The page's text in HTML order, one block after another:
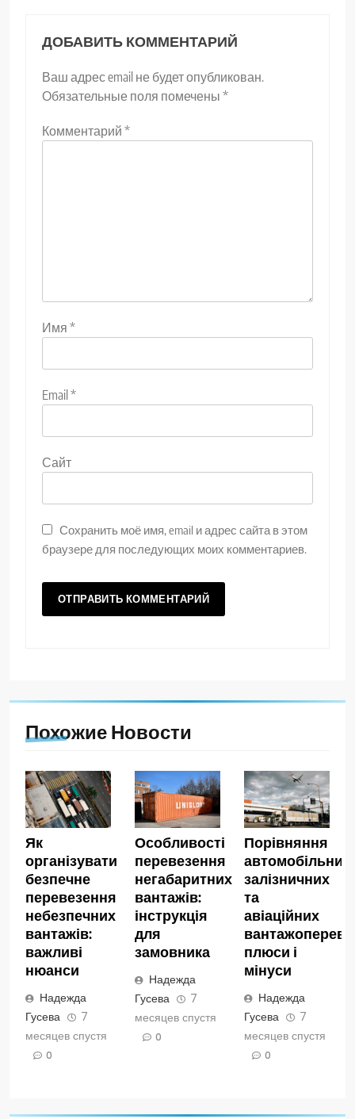
ДОБАВИТЬ КОММЕНТАРИЙ
Ваш адрес email не будет опубликован.
Обязательные поля помечены *
Комментарий *
Имя *
Email*
Сайт
Сохранить моё имя, email и адрес сайта в этом
браузере для последующих моих комментариев.
Похожие Новости
Як
організувати
безпечне
перевезення
небезпечних
вантажів:
важливі
нюанси
Надежда
Гусева
7
месяцев спустя
0
Особливості
перевезення
негабаритних
вантажів:
інструкція
для
замовника
Надежда
Гусева
7
месяцев спустя
0
Порівняння
автомобільних,
залізничних
та
авіаційних
плюси і
мінуси
Надежда
Гусева
7
месяцев спустя
0